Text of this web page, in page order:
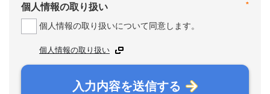
*
個人情報の取り扱い
個人情報の取り扱いについて同意します。
個人情報の取り扱い
入力内容を送信する